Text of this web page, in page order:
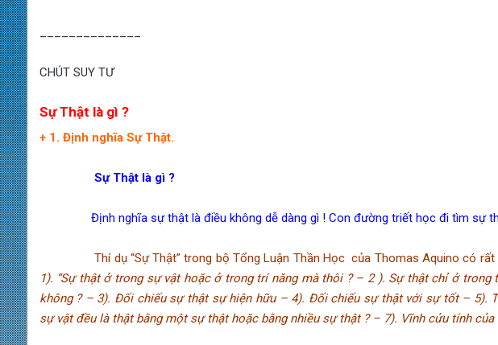
CHÚT SUY TƯ
Sự Thật là gì ?
+ 1. Định nghĩa Sự Thật.
Sự Thật là gì ?
Định nghĩa sự thật là điều không dễ dàng gì ! Con đường triết học đi tìm sự
Thí dụ “Sự Thật” trong bộ Tổng Luận Thần Học của Thomas Aquino có
1). “Sự thật ở trong sự vật hoặc ở trong trí năng mà thôi ? – 2 ). Sự thật chỉ ở trong
không ? – 3). Đối chiếu sự thật sự hiện hữu – 4). Đối chiếu sự thật với sự tốt – 5).
sự vật đều là thật bằng một sự thật hoặc bằng nhiều sự thật ? – 7). Vĩnh cửu tính